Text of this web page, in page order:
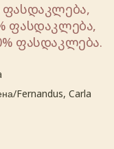
ფასდაკლება,
ფასდაკლება,
ფასდაკლება.
Fernandus, Carla